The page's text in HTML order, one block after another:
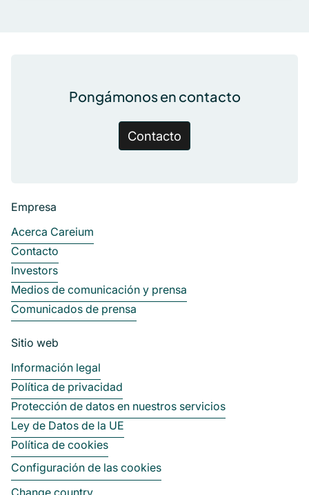
Empresa
Acerca Careium
Contacto
Investors
Medios de comunicación y prensa
Comunicados de prensa
Sitio web
Información legal
Política de privacidad
Protección de datos en nuestros servicios
Ley de Datos de la UE
Política de cookies
Configuración de las cookies
Change country
Pongámonos en contacto
Contacto